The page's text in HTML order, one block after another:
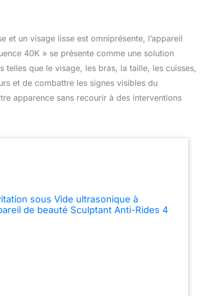
et un visage lisse est omniprésente, l’appareil
40K » se présente comme une solution
que le visage, les bras, la taille, les cuisses,
et de combattre les signes visibles du
apparence sans recourir à des interventions
sous Vide ultrasonique à
de beauté Sculptant Anti-Rides 4